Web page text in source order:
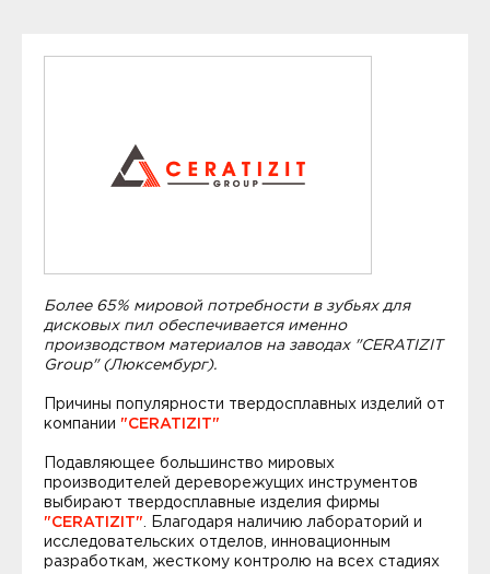
Более 65% мировой потребности в зубьях для
дисковых пил обеспечивается именно
производством материалов на заводах "CERATIZIT
Group" (Люксембург).
Причины популярности твердосплавных изделий от
компании "CERATIZIT"
Подавляющее большинство мировых
производителей дереворежущих инструментов
выбирают твердосплавные изделия фирмы
"CERATIZIT" . Благодаря наличию лабораторий и
исследовательских отделов, инновационным
разработкам, жесткому контролю на всех стадиях